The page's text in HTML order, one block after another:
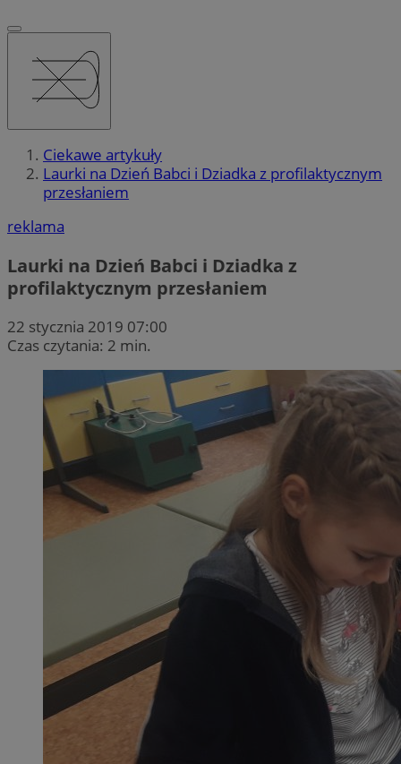
Ciekawe artykuły
Laurki na Dzień Babci i Dziadka z profilaktycznym
przesłaniem
reklama
Laurki na Dzień Babci i Dziadka z
profilaktycznym przesłaniem
22 stycznia 2019 07:00
Czas czytania: 2 min.